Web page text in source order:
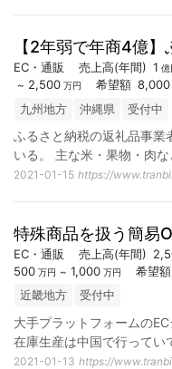
【2年弱で年商4億
EC・通販 売上高(年間) 1 億
~ 2,500 万円 希望額 8,000
九州地方 沖縄県 受付中
ふるさと納税の返礼品事業
いる。 主な米・果物・肉
2021-01-15 https://
特殊商品を扱う簡易
EC・通販 売上高(年間)
500 万円 ~ 1,000 万円 希望額
近畿地方 受付中
大手プラットフォームの
在庫生産は中国で行ってい
2021-01-13 https://